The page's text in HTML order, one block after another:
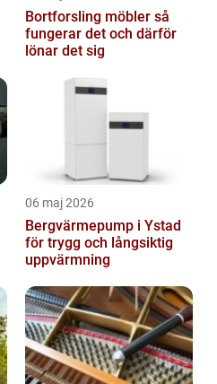
Bortforsling möbler så
fungerar det och därför
lönar det sig
06 maj 2026
Bergvärmepump i Ystad
för trygg och långsiktig
uppvärmning